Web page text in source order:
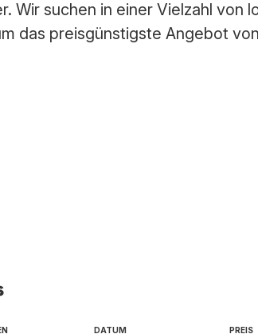
Wir suchen in einer Vielzahl von
das preisgünstigste Angebot
DATUM PREIS